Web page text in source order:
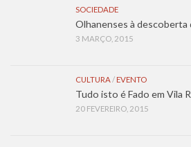
SOCIEDADE
Olhanenses à descoberta
3 MARÇO, 2015
CULTURA/ EVENTO
Tudo isto é Fado em Vila
20 FEVEREIRO, 2015